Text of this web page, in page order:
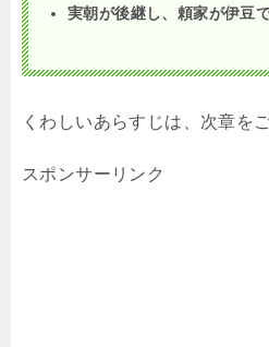
実朝が後継し、頼家が伊豆
くわしいあらすじは、次章を
スポンサーリンク